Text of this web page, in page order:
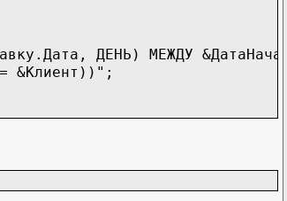
ДЕНЬ) МЕЖДУ &ДатаНачала
;